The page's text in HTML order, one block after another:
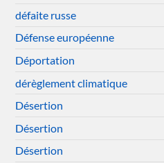
défaite russe
Défense européenne
Déportation
dérèglement climatique
Désertion
Désertion
Désertion